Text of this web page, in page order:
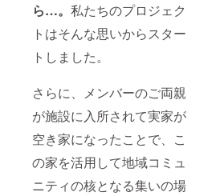
ら…。 私たちのプロジェク
トはそんな思いからスター
トしました。
さらに、メンバーのご両親
が施設に入所されて実家が
空き家になったことで、こ
の家を活用して地域コミュ
ニティの核となる集いの場